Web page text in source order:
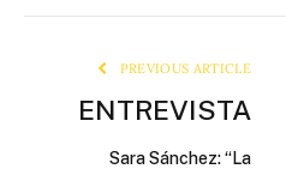
PREVIOUS ARTICLE
ENTREVISTA
Sara Sánchez: “La